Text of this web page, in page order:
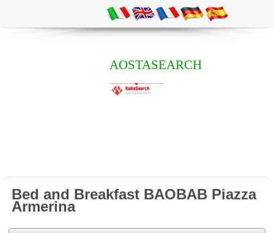
AOSTASEARCH
Bed and Breakfast BAOBAB Piazza
Armerina